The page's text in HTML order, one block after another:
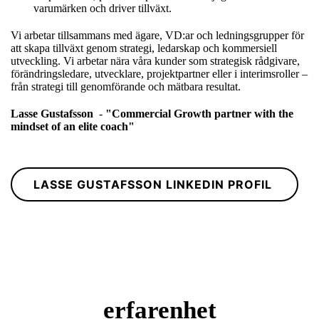
varumärken och driver tillväxt.
Vi arbetar tillsammans med ägare, VD:ar och ledningsgrupper för
att skapa tillväxt genom strategi, ledarskap och kommersiell
utveckling. Vi arbetar nära våra kunder som strategisk rådgivare,
förändringsledare, utvecklare, projektpartner eller i interimsroller –
från strategi till genomförande och mätbara resultat.
Lasse Gustafsson - "Commercial Growth partner with the
mindset of an elite coach"
LASSE GUSTAFSSON LINKEDIN PROFIL
erfarenhet